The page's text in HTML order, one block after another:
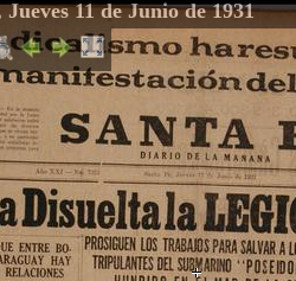
11 de Junio de 1931